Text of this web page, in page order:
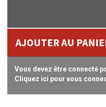
AJOUTER AU
Vous devez être connecté
Cliquez ici pour vous